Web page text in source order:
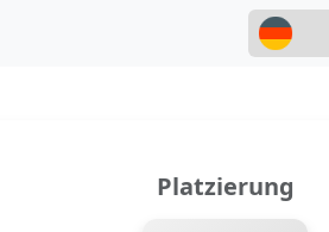
Platzierung